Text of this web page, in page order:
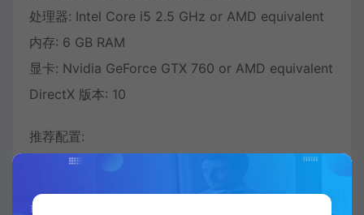
处理器: Intel Core i5 2.5 GHz or AMD equivalent
内存: 6 GB RAM
显卡: Nvidia GeForce GTX 760 or AMD equivalent
DirectX 版本: 10
推荐配置:
处理器: Intel Core i7 or AMD equivalent